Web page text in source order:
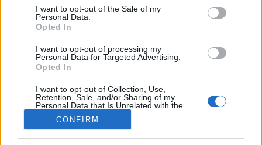
consent section.
I want to opt-out of the Sale of my
Personal Data.
Opted In
I want to opt-out of processing my
Personal Data for Targeted Advertising.
Opted In
I want to opt-out of Collection, Use,
Retention, Sale, and/or Sharing of my
Personal Data that Is Unrelated with the
Purposes for which it was collected.
Opted Out
CONFIRM